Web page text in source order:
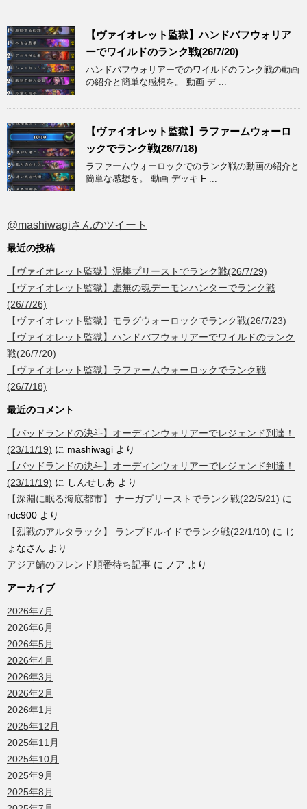
【ヴァイオレット監獄】ハンドバフウォリア
ーでワイルドのランク戦(26/7/20)
ハンドバフウォリアーでのワイルドのランク戦の動画
の紹介と簡単な感想を。 動画 デ ...
【ヴァイオレット監獄】ラファームウォーロ
ックでランク戦(26/7/18)
ラファームウォーロックでのランク戦の動画の紹介と
簡単な感想を。 動画 デッキ F ...
@mashiwagiさんのツイート
最近の投稿
【ヴァイオレット監獄】泥棒プリーストでランク戦(26/7/29)
【ヴァイオレット監獄】虚無の魂デーモンハンターでランク戦
(26/7/26)
【ヴァイオレット監獄】モラグウォーロックでランク戦(26/7/23)
【ヴァイオレット監獄】ハンドバフウォリアーでワイルドのランク
戦(26/7/20)
【ヴァイオレット監獄】ラファームウォーロックでランク戦
(26/7/18)
最近のコメント
【バッドランドの決斗】オーディンウォリアーでレジェンド到達！
(23/11/19) に mashiwagi より
【バッドランドの決斗】オーディンウォリアーでレジェンド到達！
(23/11/19) に しんせしあ より
【深淵に眠る海底都市】 ナーガプリーストでランク戦(22/5/21) に
rdc900 より
【烈戦のアルタラック】 ランプドルイドでランク戦(22/1/10) に じ
ょなさん より
アジア鯖のフレンド順番待ち記事 に ノア より
アーカイブ
2026年7月
2026年6月
2026年5月
2026年4月
2026年3月
2026年2月
2026年1月
2025年12月
2025年11月
2025年10月
2025年9月
2025年8月